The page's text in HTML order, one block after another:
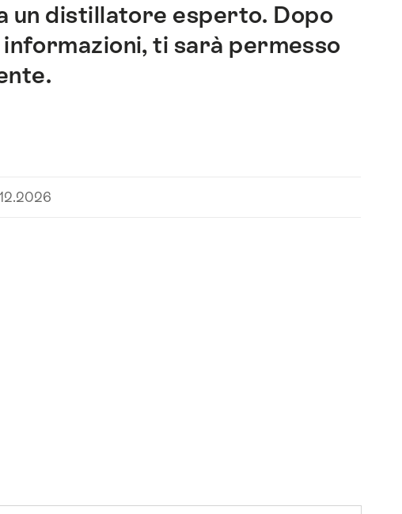
un distillatore esperto. Dopo
ti sarà permesso